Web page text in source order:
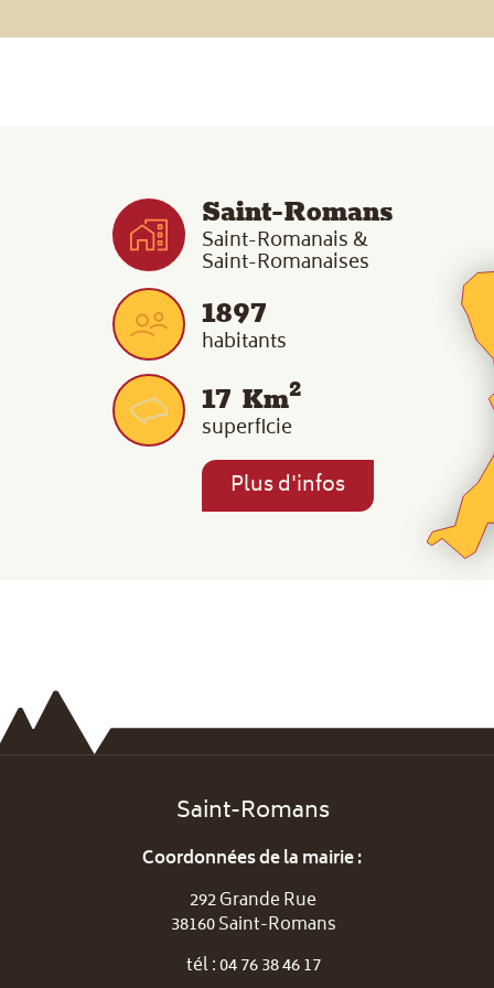
Saint-Romans
Saint-Romanais &
Saint-Romanaises
1897
habitants
17 Km2
superficie
Plus d'infos
Saint-Romans
Coordonnées de la mairie :
292 Grande Rue
38160 Saint-Romans
tél : 04 76 38 46 17